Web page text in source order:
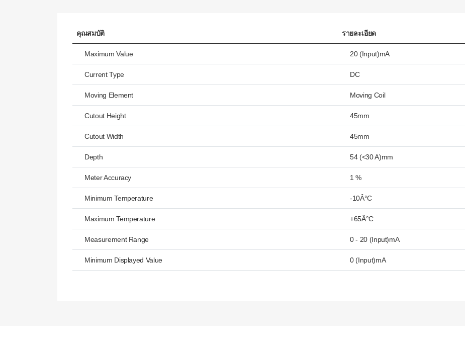
คุณสมบัติ รายละเอียด
Maximum Value 20 (Input)mA
Current Type DC
Moving Element Moving Coil
Cutout Height 45mm
Cutout Width 45mm
Depth 54 (<30 A)mm
Meter Accuracy 1 %
Minimum Temperature -10Â°C
Maximum Temperature +65Â°C
Measurement Range 0 - 20 (Input)mA
Minimum Displayed Value 0 (Input)mA